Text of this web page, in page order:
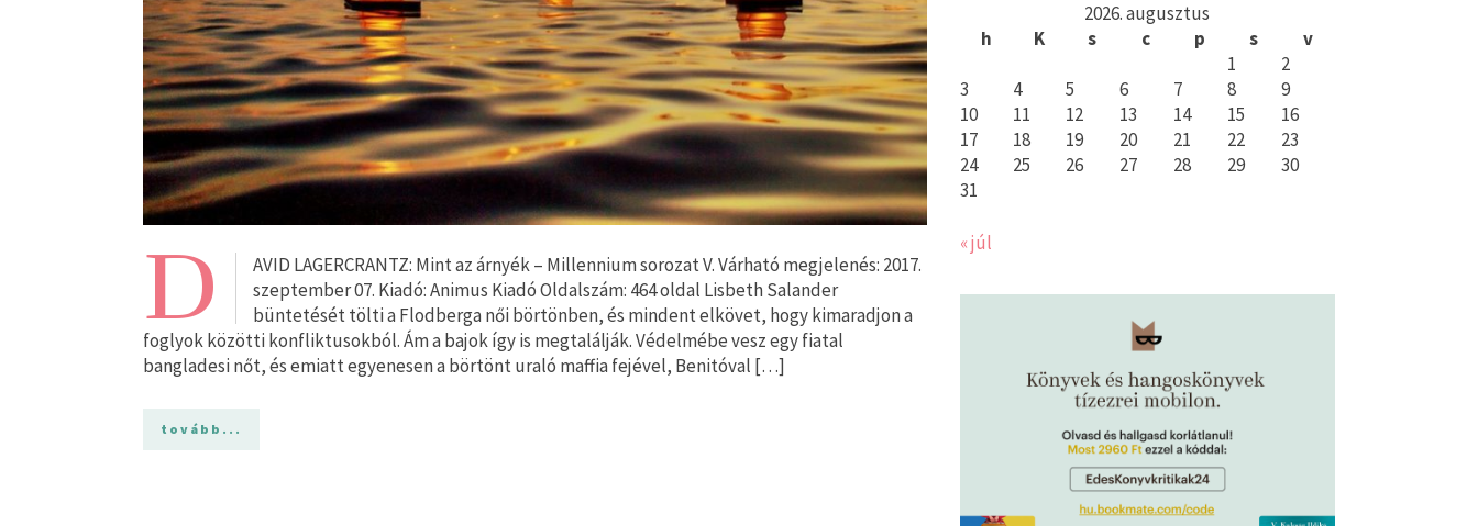
D
AVID LAGERCRANTZ: Mint az árnyék – Millennium sorozat V. Várható megjelenés: 2017.
szeptember 07. Kiadó: Animus Kiadó Oldalszám: 464 oldal Lisbeth Salander
büntetését tölti a Flodberga női börtönben, és mindent elkövet, hogy kimaradjon a
foglyok közötti konfliktusokból. Ám a bajok így is megtalálják. Védelmébe vesz egy fiatal
bangladesi nőt, és emiatt egyenesen a börtönt uraló maffia fejével, Benitóval […]
tovább...
2026. augusztus
h
K s c p s
v
1
2
3
4 5 6 7 8
9
10
11 12 13 14 15
16
17
18 19 20 21 22
23
24
25 26 27 28 29
30
31
« júl